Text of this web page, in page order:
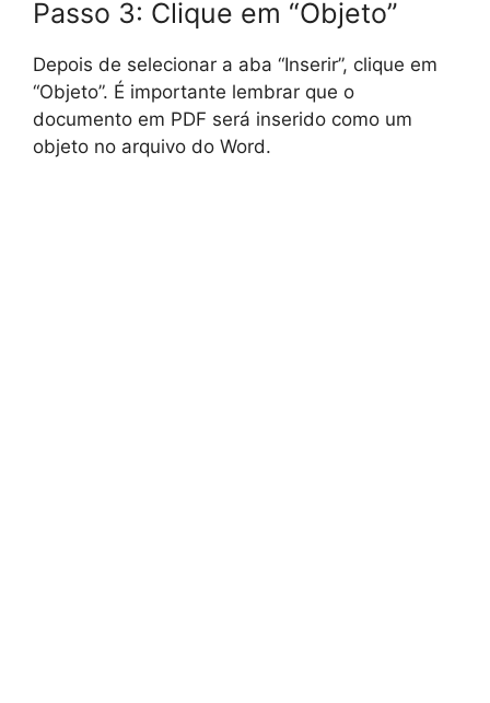
Passo 3: Clique em “Objeto”
Depois de selecionar a aba “Inserir”, clique em
“Objeto”. É importante lembrar que o
documento em PDF será inserido como um
objeto no arquivo do Word.